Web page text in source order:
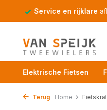
Service en rijklare
Elektrische Fietsen
Terug Home